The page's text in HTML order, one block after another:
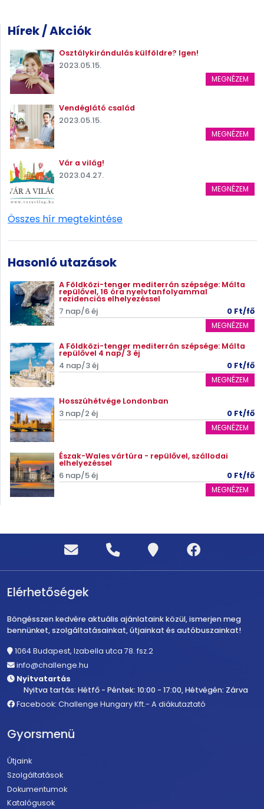
Hírek / Akciók
Osztálykirándulás külföldre? Igen!
2023.05.15.
MEGNÉZEM
Vendéglátó család
2023.05.15.
MEGNÉZEM
Vár a világ!
2023.04.27.
MEGNÉZEM
Összes hír megtekintése
Hasonló utazások
A Földközi-tenger mediterrán szépsége: Málta
repülővel, 16 óra nyelvtanfolyammal
rezidenciás elhelyezéssel
7 nap/6 éj 0 Ft/fő
MEGNÉZEM
A Földközi-tenger mediterrán szépsége: Málta
repülővel 4 nap/ 3 éj
4 nap/3 éj 0 Ft/fő
MEGNÉZEM
Hosszúhétvége Londonban
3 nap/2 éj 0 Ft/fő
MEGNÉZEM
Észak-Wales vártúra - repülővel, szállodai
elhelyezéssel
6 nap/5 éj 0 Ft/fő
MEGNÉZEM
Elérhetőségek
Böngésszen kedvére aktuális ajánlataink közül, ismerjen meg
bennünket, szolgáltatásainkat, útjainkat és autóbuszainkat!
1064 Budapest, Izabella utca 78. fsz.2
info@challenge.hu
Nyitvatartás
Nyitva tartás: Hétfő - Péntek: 10:00 - 17:00, Hétvégén: Zárva
Facebook: Challenge Hungary Kft.- A diákutaztató
Gyorsmenü
Útjaink
Szolgáltatások
Dokumentumok
Katalógusok